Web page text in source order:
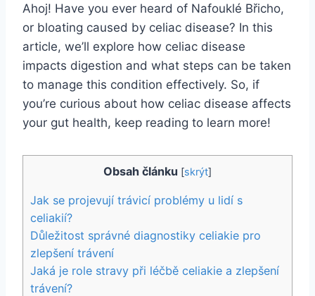
Ahoj! Have you ever heard of Nafouklé Břicho,
or bloating caused by celiac disease? In this
article, we’ll explore how celiac disease
impacts digestion and what steps can be taken
to manage this condition effectively. So, if
you’re curious about how celiac disease affects
your gut health, keep reading to learn more!
Obsah článku [skrýt]
Jak se projevují trávicí problémy u lidí s
celiakií?
Důležitost správné diagnostiky celiakie pro
zlepšení trávení
Jaká je role stravy při léčbě celiakie a zlepšení
trávení?